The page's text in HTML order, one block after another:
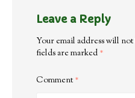
Leave a Reply
Your email address will not
fields are marked *
Comment*